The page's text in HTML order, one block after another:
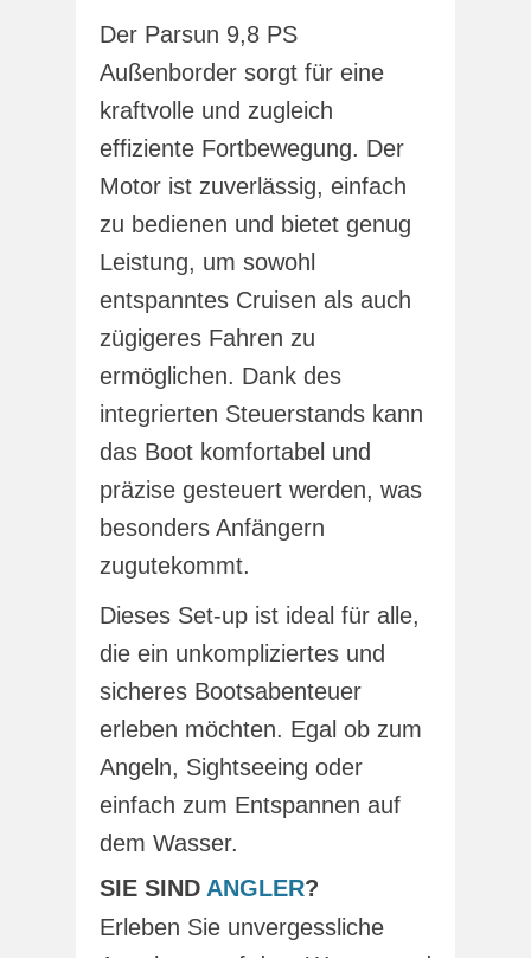
Der Parsun 9,8 PS
Außenborder sorgt für eine
kraftvolle und zugleich
effiziente Fortbewegung. Der
Motor ist zuverlässig, einfach
zu bedienen und bietet genug
Leistung, um sowohl
entspanntes Cruisen als auch
zügigeres Fahren zu
ermöglichen. Dank des
integrierten Steuerstands kann
das Boot komfortabel und
präzise gesteuert werden, was
besonders Anfängern
zugutekommt.
Dieses Set-up ist ideal für alle,
die ein unkompliziertes und
sicheres Bootsabenteuer
erleben möchten. Egal ob zum
Angeln, Sightseeing oder
einfach zum Entspannen auf
dem Wasser.
SIE SIND ANGLER?
Erleben Sie unvergessliche